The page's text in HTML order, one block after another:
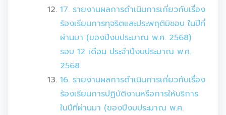
17. รายงานผลการดำเนินการเกี่ยวกับเรื่อง
ร้องเรียนการทุจริตและประพฤติมิชอบ ในปีที่
ผ่านมา (ของปีงบประมาณ พ.ศ. 2568)
รอบ 12 เดือน ประจำปีงบประมาณ พ.ศ.
2568
16. รายงานผลการดำเนินการเกี่ยวกับเรื่อง
ร้องเรียนการปฏิบัติงานหรือการให้บริการ
ในปีที่ผ่านมา (ของปีงบประมาณ พ.ศ.